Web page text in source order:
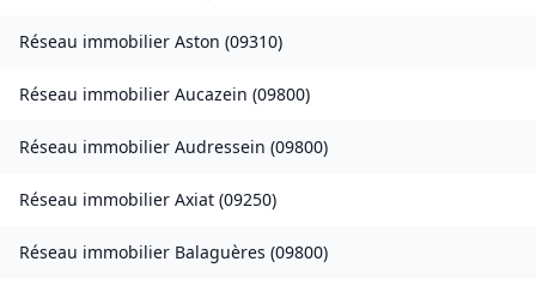
Réseau immobilier Aston (09310)
Réseau immobilier Aucazein (09800)
Réseau immobilier Audressein (09800)
Réseau immobilier Axiat (09250)
Réseau immobilier Balaguères (09800)